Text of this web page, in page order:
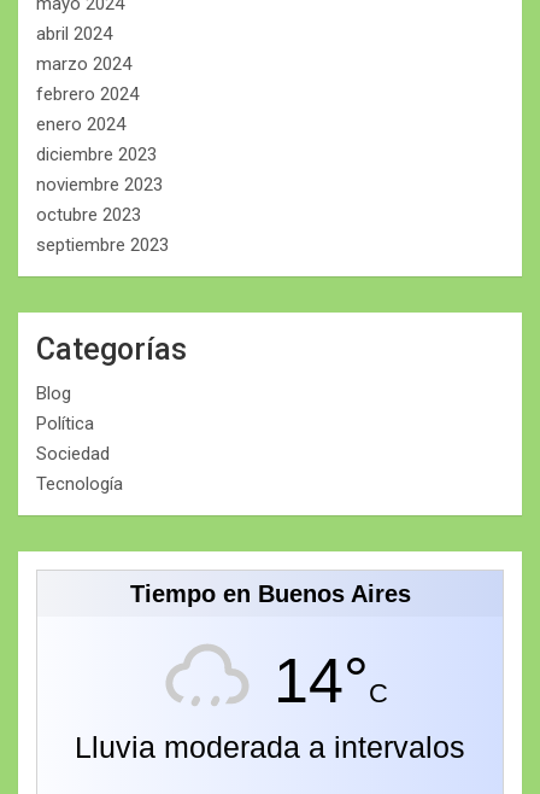
abril 2024
marzo 2024
febrero 2024
enero 2024
diciembre 2023
noviembre 2023
octubre 2023
septiembre 2023
Categorías
Blog
Política
Sociedad
Tecnología
Tiempo en Buenos Aires
14°C
Lluvia moderada a intervalos